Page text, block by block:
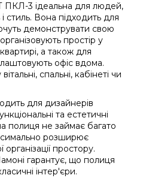
3 ідеальна для людей,
і стиль. Вона підходить для
демонструвати свою
простір у
а також для
офіс вдома.
спальні, кабінеті чи
для дизайнерів
та естетичні
полиця не займає багато
розширює
простору.
гарантує, що полиця
інтер'єри.